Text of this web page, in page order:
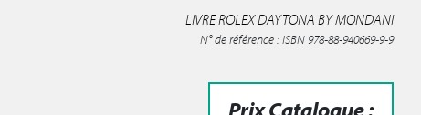
LIVRE ROLEX DAYTONA BY MONDANI
N° de référence : ISBN 978-88-940669-9-9
Prix Catalogue :